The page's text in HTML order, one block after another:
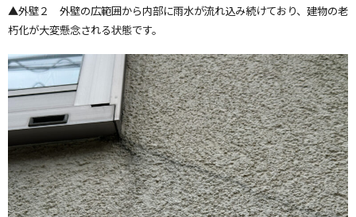
▲外壁２ 外壁の広範囲から内部に雨水が流れ込み続けており、建物の老
朽化が大変懸念される状態です。